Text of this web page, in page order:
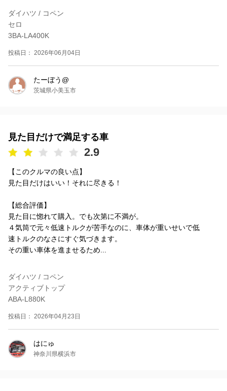
ダイハツ / コペン
セロ
3BA-LA400K
投稿日： 2026年06月04日
たーぼう@
茨城県小美玉市
見た目だけで満足する車
2.9
【このクルマの良い点】
見た目だけはいい！それに尽きる！
【総合評価】
見た目に惚れて購入。でも次第に不満が。
４気筒で元々低速トルクが苦手なのに、車体が重いせいで低
速トルクのなさにすぐ気づきます。
その重い車体を進ませるため...
ダイハツ / コペン
アクティブトップ
ABA-L880K
投稿日： 2026年04月23日
はにゅ
神奈川県横浜市